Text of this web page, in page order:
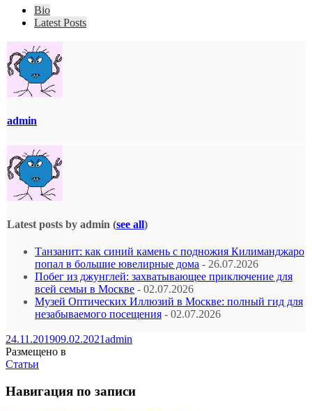
Bio
Latest Posts
admin
Latest posts by admin (see all)
Танзанит: как синий камень с подножия Килиманджаро
попал в большие ювелирные дома - 26.07.2026
Побег из джунглей: захватывающее приключение для
всей семьи в Москве - 02.07.2026
Музей Оптических Иллюзий в Москве: полный гид для
незабываемого посещения - 02.07.2026
24.11.201909.02.2021admin
Размещено в
Статьи
Навигация по записи